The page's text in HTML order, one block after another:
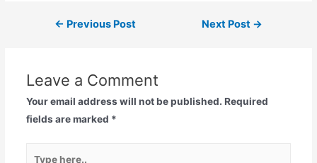
← Previous Post Next Post →
Leave a Comment
Your email address will not be published. Required
fields are marked *